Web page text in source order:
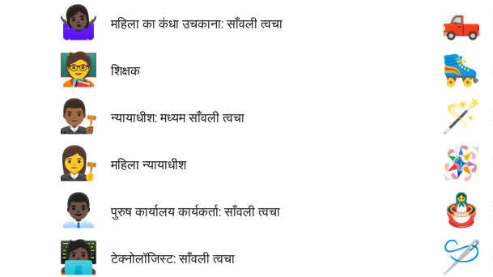
🤷🏿‍♀️ महिला का कंधा उचकाना: साँवली त्वचा
🧑‍🏫 शिक्षक
👨🏾‍⚖️ न्यायाधीश: मध्यम साँवली त्वचा
👩‍⚖️ महिला न्यायाधीश
👨🏿‍💼 पुरुष कार्यालय कार्यकर्ता: साँवली त्वचा
🧑🏿‍💻 टेक्नोलॉजिस्ट: साँवली त्वचा
🛻
🛼
🪄
🪅
🪆
🪡